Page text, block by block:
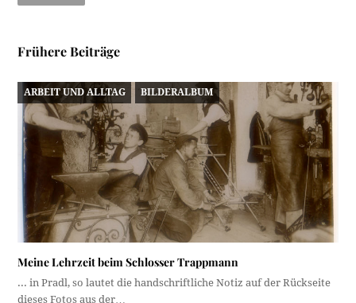
Frühere Beiträge
ARBEIT UND ALLTAG BILDERALBUM
Meine Lehrzeit beim Schlosser Trappmann
... in Pradl, so lautet die handschriftliche Notiz auf der Rückseite
dieses Fotos aus der…